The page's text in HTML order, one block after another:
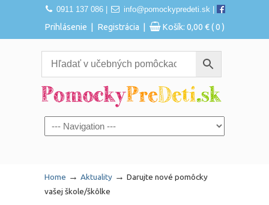
0911 137 086| info@pomockypredeti.sk
Prihlásenie | Registrácia | Košík: 0,00 €( 0 )
Navigation
Home → Aktuality → Darujte nové pomôcky
vašej škole/škôlke